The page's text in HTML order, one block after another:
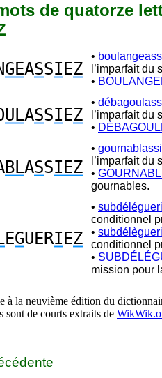
de quatorze
GEASSI EZ
•
l’imparfait du
•
ULASSI EZ
•
l’imparfait du
•
BLASSIEZ
•
l’imparfait du
•
gournables.
EGUERI EZ
•
conditionnel
•
conditionnel
•
mission pour
à la neuvième édition du
sont de courts extraits de